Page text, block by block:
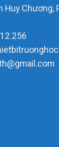
Huy Chương,